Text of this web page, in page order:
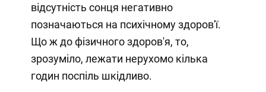
відсутність сонця негативно
позначаються на психічному здоров'ї.
Що ж до фізичного здоров'я, то,
зрозуміло, лежати нерухомо кілька
годин поспіль шкідливо.